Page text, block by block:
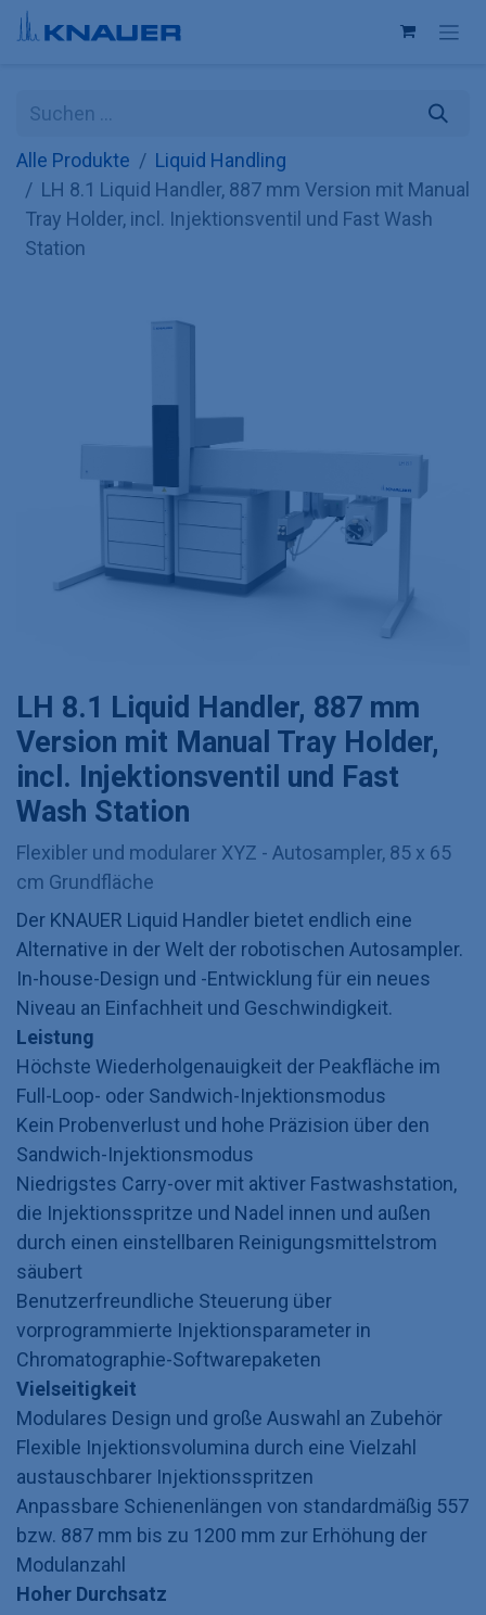
Zum Inhalt springen
Alle Produkte
Liquid Handling
LH 8.1 Liquid Handler, 887 mm Version mit Manual
Tray Holder, incl. Injektionsventil und Fast Wash
Station
LH 8.1 Liquid Handler, 887 mm
Version mit Manual Tray Holder,
incl. Injektionsventil und Fast
Wash Station
Flexibler und modularer XYZ - Autosampler, 85 x 65
cm Grundfläche
Der KNAUER Liquid Handler bietet endlich eine
Alternative in der Welt der robotischen Autosampler.
In-house-Design und -Entwicklung für ein neues
Niveau an Einfachheit und Geschwindigkeit.
Leistung
Höchste Wiederholgenauigkeit der Peakfläche im
Full-Loop- oder Sandwich-Injektionsmodus
Kein Probenverlust und hohe Präzision über den
Sandwich-Injektionsmodus
Niedrigstes Carry-over mit aktiver Fastwashstation,
die Injektionsspritze und Nadel innen und außen
durch einen einstellbaren Reinigungsmittelstrom
säubert
Benutzerfreundliche Steuerung über
vorprogrammierte Injektionsparameter in
Chromatographie-Softwarepaketen
Vielseitigkeit
Modulares Design und große Auswahl an Zubehör
Flexible Injektionsvolumina durch eine Vielzahl
austauschbarer Injektionsspritzen
Anpassbare Schienenlängen von standardmäßig 557
bzw. 887 mm bis zu 1200 mm zur Erhöhung der
Modulanzahl
Hoher Durchsatz